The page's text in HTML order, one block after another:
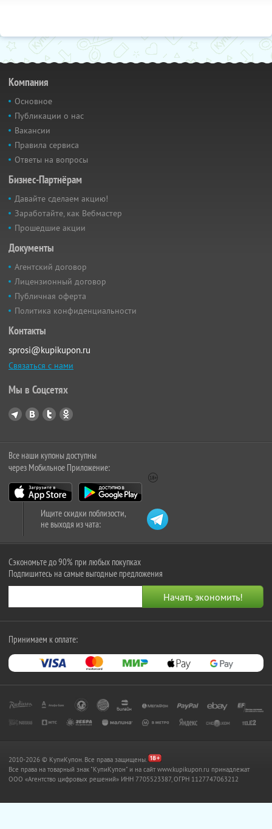
Компания
Основное
Публикации о нас
Вакансии
Правила сервиса
Ответы на вопросы
Бизнес-Партнёрам
Давайте сделаем акцию!
Заработайте, как Вебмастер
Прошедшие акции
Документы
Агентский договор
Лицензионный договор
Публичная оферта
Политика конфиденциальности
Контакты
sprosi@kupikupon.ru
Связаться с нами
Мы в Соцсетях
Все наши купоны доступны
через Мобильное Приложение:
Ищите скидки поблизости,
не выходя из чата:
Сэкономьте до 90% при любых покупках
Подпишитесь на самые выгодные предложения
Принимаем к оплате:
2010-2026 © КупиКупон. Все права защищены.
Все права на товарный знак "КупиКупон" и на сайт www.kupikupon.ru принадлежат
OOO «Агентство цифровых решений» ИНН 7705523387, ОГРН 1127747063212